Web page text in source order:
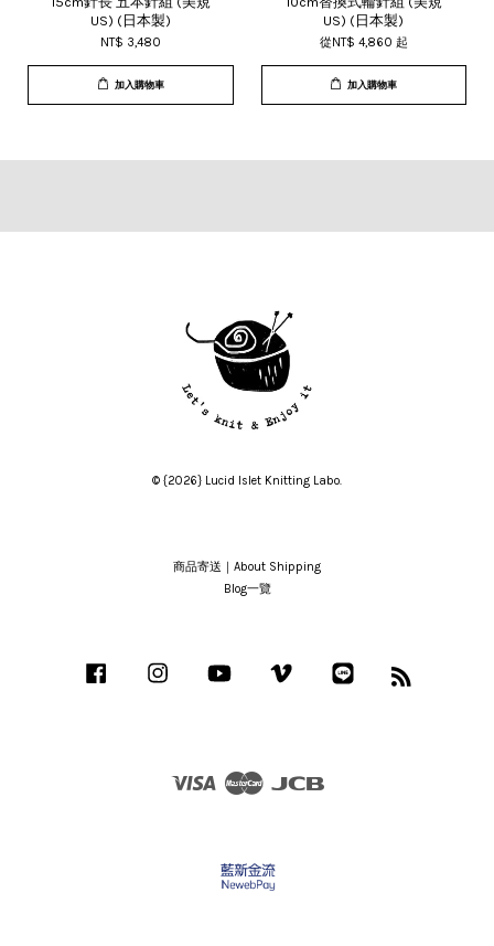
US) (日本製)
NT$ 3,480
加入購物車
US) (日本製)
從NT$ 4,860 起
加入購物車
© {2026} Lucid Islet Knitting Labo.
商品寄送｜About Shipping
Blog一覽
Facebook Instagram YouTube
Visa Master